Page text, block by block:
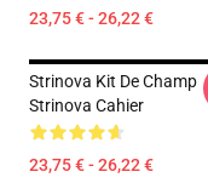
23,75 € - 26,22 €
Strinova Kit De Champ
Strinova Cahier
23,75 € - 26,22 €